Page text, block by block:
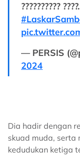
??????????
— PERSIS
2024
Dia hadir dengan
skuad muda, serta
kedudukan ketiga